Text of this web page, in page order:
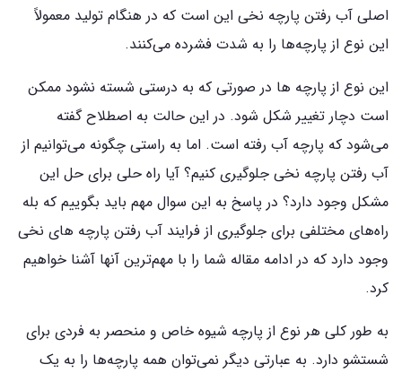
اصلی آب رفتن پارچه نخی این است که در هنگام تولید معمولاً
این نوع از پارچه‌ها را به شدت فشرده می‌کنند.
این نوع از پارچه ها در صورتی که به درستی شسته نشود ممکن
است دچار تغییر شکل شود. در این حالت به اصطلاح گفته
می‌شود که پارچه آب رفته است. اما به راستی چگونه می‌توانیم از
آب رفتن پارچه نخی جلوگیری کنیم؟ آیا راه حلی برای حل این
مشکل وجود دارد؟ در پاسخ به این سوال مهم باید بگوییم که بله
راه‌های مختلفی برای جلوگیری از فرایند آب رفتن پارچه های نخی
وجود دارد که در ادامه مقاله شما را با مهم‌ترین آنها آشنا خواهیم
کرد.
به طور کلی هر نوع از پارچه شیوه خاص و منحصر به فردی برای
شستشو دارد. به عبارتی دیگر نمی‌توان همه پارچه‌ها را به یک